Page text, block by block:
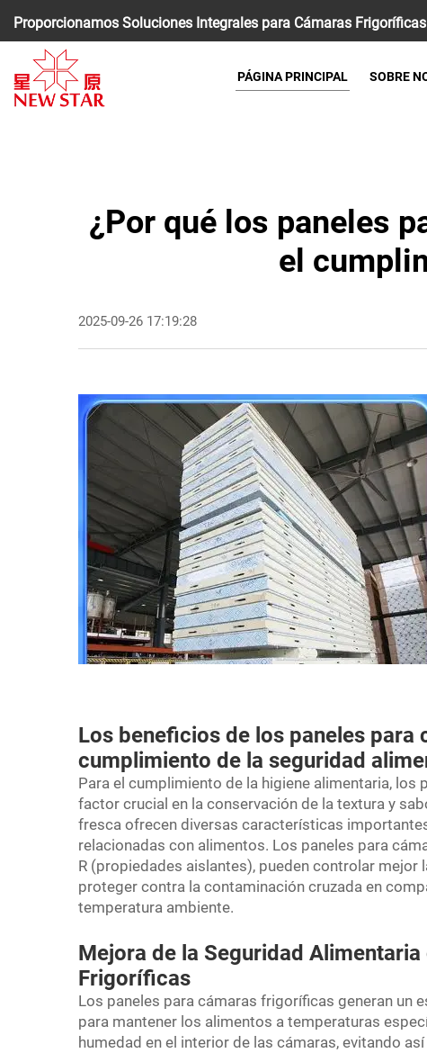
Proporcionamos Soluciones Integrales para Cámaras
PÁGINA PRINCIPAL SOBRE
¿Por qué los paneles
el
2025-09-26 17:19:28
Los beneficios de los paneles
cumplimiento de la seguridad
Para el cumplimiento de la higiene alimentaria, los
factor crucial en la conservación de la textura y
fresca ofrecen diversas características
relacionadas con alimentos. Los paneles para
R (propiedades aislantes), pueden controlar
proteger contra la contaminación cruzada en
temperatura ambiente.
Mejora de la Seguridad
Frigoríficas
Los paneles para cámaras frigoríficas generan un
para mantener los alimentos a temperaturas
humedad en el interior de las cámaras, evitando